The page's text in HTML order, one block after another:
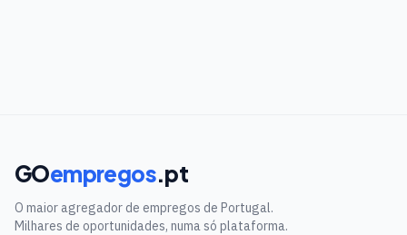
GOempregos.pt
O maior agregador de empregos de Portugal.
Milhares de oportunidades, numa só plataforma.